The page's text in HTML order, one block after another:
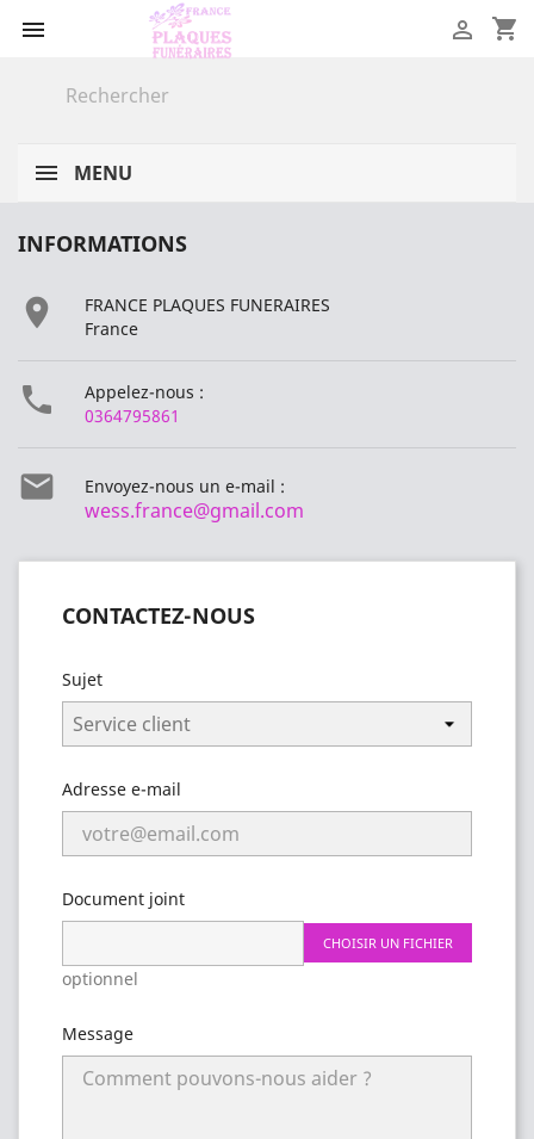
 shopping_cart

MENU
INFORMATIONS

FRANCE PLAQUES FUNERAIRES
France

Appelez-nous :
0364795861
 Envoyez-nous un e-mail :
wess.france@gmail.com
CONTACTEZ-NOUS
Sujet
Adresse e-mail
Document joint
CHOISIR UN FICHIER
optionnel
Message